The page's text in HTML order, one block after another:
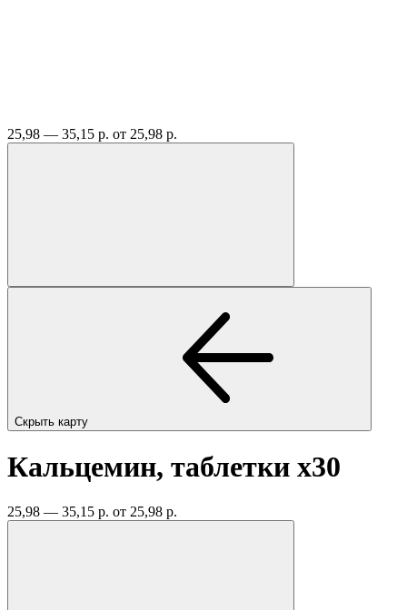
25,98 — 35,15 р. от 25,98 р.
Скрыть карту
Кальцемин, таблетки x30
25,98 — 35,15 р. от 25,98 р.